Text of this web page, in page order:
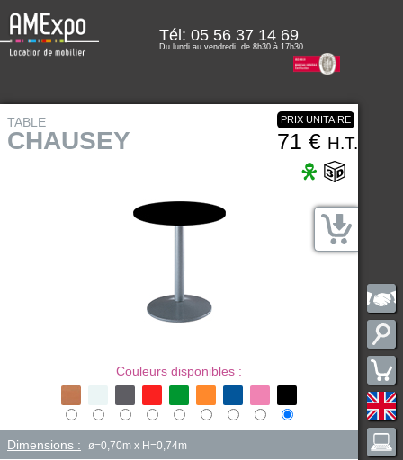
Tél: 05 56 37 14 69
Du lundi au vendredi, de 8h30 à 17h30
TABLE
CHAUSEY
PRIX UNITAIRE
71 € H.T.
Couleurs disponibles :
Dimensions : ø=0,70m x H=0,74m